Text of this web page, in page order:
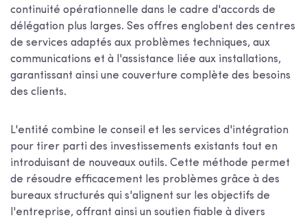
continuité opérationnelle dans le cadre d'accords de
délégation plus larges. Ses offres englobent des centres
de services adaptés aux problèmes techniques, aux
communications et à l'assistance liée aux installations,
garantissant ainsi une couverture complète des besoins
des clients.
L'entité combine le conseil et les services d'intégration
pour tirer parti des investissements existants tout en
introduisant de nouveaux outils. Cette méthode permet
de résoudre efficacement les problèmes grâce à des
bureaux structurés qui s'alignent sur les objectifs de
l'entreprise, offrant ainsi un soutien fiable à divers